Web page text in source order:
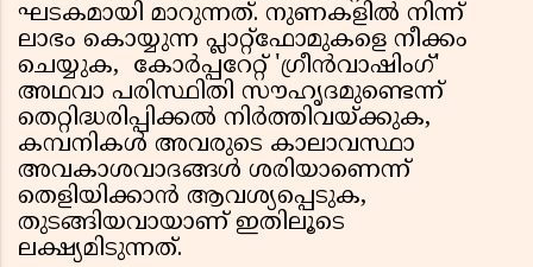
ഘടകമായി മാറുന്നത്. നുണകളിൽ നിന്ന്
ലാഭം കൊയ്യുന്ന പ്ലാറ്റ്‌ഫോമുകളെ നീക്കം
ചെയ്യുക, കോർപ്പറേറ്റ് 'ഗ്രീൻവാഷിംഗ്'
അഥവാ പരിസ്ഥിതി സൗഹൃദമുണ്ടെന്ന്
തെറ്റിദ്ധരിപ്പിക്കൽ നിർത്തിവയ്ക്കുക,
കമ്പനികൾ അവരുടെ കാലാവസ്ഥാ
അവകാശവാദങ്ങൾ ശരിയാണെന്ന്
തെളിയിക്കാൻ ആവശ്യപ്പെടുക,
തുടങ്ങിയവായാണ് ഇതിലൂടെ
ലക്ഷ്യമിടുന്നത്.